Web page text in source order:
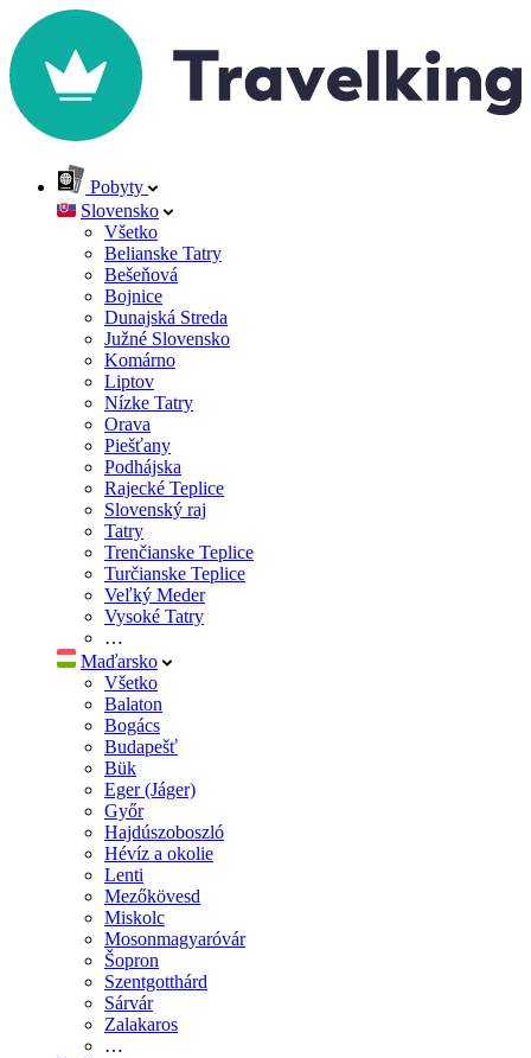
Pobyty
Slovensko
Všetko
Belianske Tatry
Bešeňová
Bojnice
Dunajská Streda
Južné Slovensko
Komárno
Liptov
Nízke Tatry
Orava
Piešťany
Podhájska
Rajecké Teplice
Slovenský raj
Tatry
Trenčianske Teplice
Turčianske Teplice
Veľký Meder
Vysoké Tatry
…
Maďarsko
Všetko
Balaton
Bogács
Budapešť
Bük
Eger (Jáger)
Győr
Hajdúszoboszló
Hévíz a okolie
Lenti
Mezőkövesd
Miskolc
Mosonmagyaróvár
Šopron
Szentgotthárd
Sárvár
Zalakaros
…